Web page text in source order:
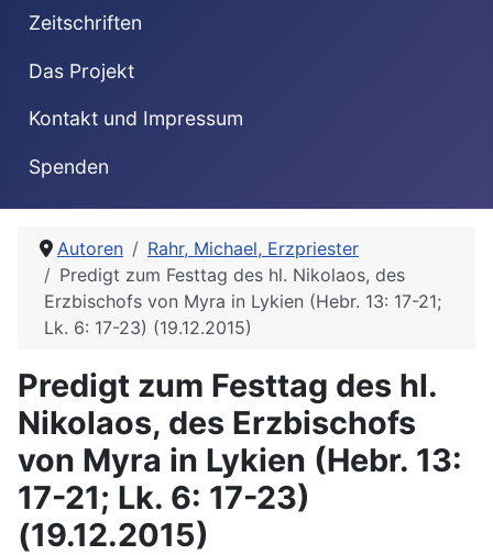
Zeitschriften
Das Projekt
Kontakt und Impressum
Spenden
Autoren
Rahr, Michael, Erzpriester
Predigt zum Festtag des hl. Nikolaos, des
Erzbischofs von Myra in Lykien (Hebr. 13: 17-21;
Lk. 6: 17-23) (19.12.2015)
Predigt zum Festtag des hl.
Nikolaos, des Erzbischofs
von Myra in Lykien (Hebr. 13:
17-21; Lk. 6: 17-23)
(19.12.2015)